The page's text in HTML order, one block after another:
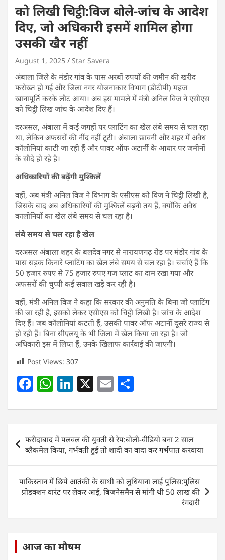
को लिखी चिट्ठी:विज बोले-जांच के आदेश
दिए, जो अधिकारी इसमें शामिल होगा
उसकी खैर नहीं
August 1, 2025 Star Savera
अंबाला जिले के मंडोर गांव के पास अरबों रुपयों की जमीन की खरीद
फरोख्त हो गई और जिला नगर योजनाकार विभाग (डीटीपी) महज
खानापूर्ति करके लौट आया। अब इस मामले में मंत्री अनिल विज ने एसीएस
को चिट्ठी लिख जांच के आदेश दिए हैं।
दरअसल, अंबाला में कई जगहों पर प्लाटिंग का खेल लंबे समय से चल रहा
था, लेकिन अफसरों की नींद नहीं टूटी। अंबाला छावनी और शहर में अवैध
कॉलोनियां काटी जा रही हैं और पावर ऑफ अटार्नी के आधार पर जमीनों
के सौदे हो रहे है।
अधिकारियों की बढ़ेंगी मुश्किलें
वहीं, अब मंत्री अनिल विज ने विभाग के एसीएस को विज ने चिट्ठी लिखी है,
जिसके बाद अब अधिकारियों की मुश्किलें बढ़नी तय हैं, क्योंकि अवैध
कालोनियों का खेल लंबे समय से चल रहा है।
लंबे समय से चल रहा है खेल
दरअसल अंबाला शहर के बलदेव नगर से नारायणगढ़ रोड पर मंडोर गांव के
पास सड़क किनारे प्लाटिंग का खेल लंबे समय से चल रहा है। चर्चाएं हैं कि
50 हजार रुपए से 75 हजार रुपए गज प्लाट का दाम रखा गया और
अफसरों की चुप्पी कई सवाल खड़े कर रही है।
वहीं, मंत्री अनिल विज ने कहा कि सरकार की अनुमति के बिना जो प्लाटिंग
की जा रही है, इसको लेकर एसीएस को चिट्ठी लिखी है। जांच के आदेश
दिए हैं। जब कॉलोनियां कटती हैं, उसकी पावर ऑफ अटार्नी दूसरे राज्य से
हो रही हैं। बिना सीएलयू के भी जिला में खेल किया जा रहा है। जो
अधिकारी इस में लिप्त हैं, उनके खिलाफ कार्रवाई की जाएगी।
Post Views: 307
F
c
e
b
o
o
k
W
at
s
A
p
p
Li
k
e
dI
n
X E
ai
l
ar
e
Post
navigation
फरीदाबाद में पलवल की युवती से रेप:बोली-वीडियो बना 2 साल
ब्लैकमेल किया, गर्भवती हुई तो शादी का वादा कर गर्भपात करवाया
पाकिस्तान में छिपे आतंकी के साथी को लुधियाना लाई पुलिस:पुलिस
प्रोडक्शन वारंट पर लेकर आई, बिजनेसमैन से मांगी थी 50 लाख की
रंगदारी
आज का मौषम